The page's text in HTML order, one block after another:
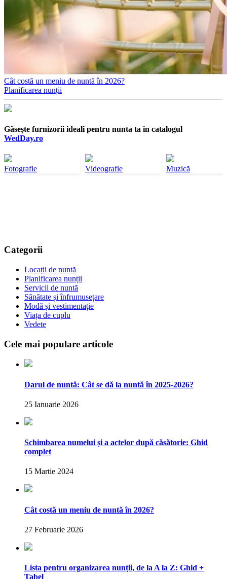
Cât costă un meniu de nuntă în 2026?
Planificarea nunții
Găsește furnizorii ideali pentru nunta ta in catalogul
WedDay.ro
Fotografie Videografie Muzică
Categorii
Locații de nuntă
Planificarea nunții
Servicii de nuntă
Sănătate și înfrumusețare
Modă și vestimentație
Viața de cuplu
Vedete
Cele mai populare articole
Darul de nuntă: Cât se dă la nuntă în 2025-2026?
25 Ianuarie 2026
Schimbarea numelui și a actelor după căsătorie: Ghid
complet
15 Martie 2024
Cât costă un meniu de nuntă în 2026?
27 Februarie 2026
Lista pentru organizarea nunții, de la A la Z: Ghid +
Tabel